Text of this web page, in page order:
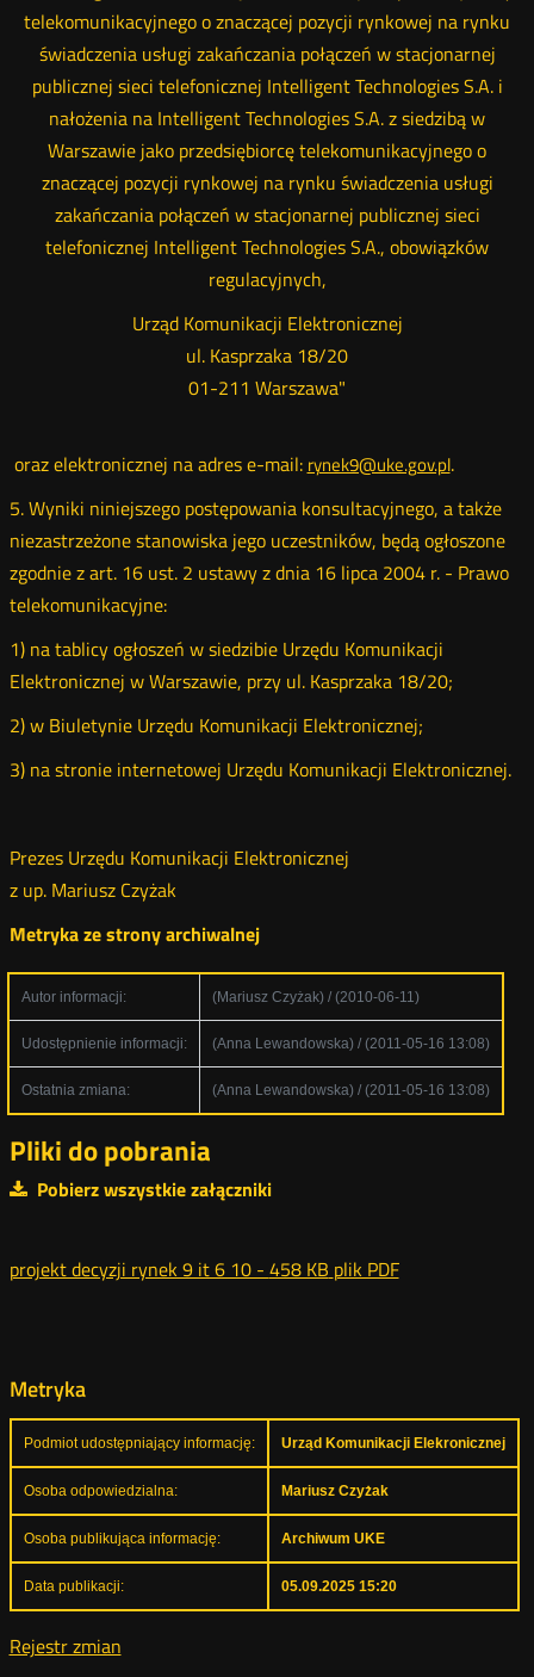
telekomunikacyjnego o znaczącej pozycji rynkowej na rynku
świadczenia usługi zakańczania połączeń w stacjonarnej
publicznej sieci telefonicznej Intelligent Technologies S.A. i
nałożenia na Intelligent Technologies S.A. z siedzibą w
Warszawie jako przedsiębiorcę telekomunikacyjnego o
znaczącej pozycji rynkowej na rynku świadczenia usługi
zakańczania połączeń w stacjonarnej publicznej sieci
telefonicznej Intelligent Technologies S.A., obowiązków
regulacyjnych,
Urząd Komunikacji Elektronicznej
ul. Kasprzaka 18/20
01-211 Warszawa"
oraz elektronicznej na adres e-mail: rynek9@uke.gov.pl.
5. Wyniki niniejszego postępowania konsultacyjnego, a także
niezastrzeżone stanowiska jego uczestników, będą ogłoszone
zgodnie z art. 16 ust. 2 ustawy z dnia 16 lipca 2004 r. - Prawo
telekomunikacyjne:
1) na tablicy ogłoszeń w siedzibie Urzędu Komunikacji
Elektronicznej w Warszawie, przy ul. Kasprzaka 18/20;
2) w Biuletynie Urzędu Komunikacji Elektronicznej;
3) na stronie internetowej Urzędu Komunikacji Elektronicznej.
Prezes Urzędu Komunikacji Elektronicznej
z up. Mariusz Czyżak
Metryka ze strony archiwalnej
Autor informacji: (Mariusz Czyżak) / (2010-06-11)
Udostępnienie informacji: (Anna Lewandowska) / (2011-05-16 13:08)
Ostatnia zmiana: (Anna Lewandowska) / (2011-05-16 13:08)
Pliki do pobrania
Pobierz wszystkie załączniki
projekt decyzji rynek 9 it 6 10 - 458 KB plik PDF
Metryka
Podmiot udostępniający informację: Urząd Komunikacji Elekronicznej
Osoba odpowiedzialna: Mariusz Czyżak
Osoba publikująca informację: Archiwum UKE
Data publikacji: 05.09.2025 15:20
Rejestr zmian